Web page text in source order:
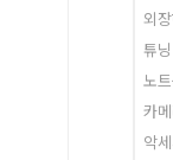
외
튜
노
카
악